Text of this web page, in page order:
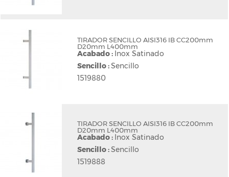
TIRADOR SENCILLO AISI316 IB CC200mm
D20mm L400mm
Acabado : Inox Satinado
Sencillo :Sencillo
1519880
TIRADOR SENCILLO AISI316 IB CC200mm
D20mm L400mm
Acabado : Inox Satinado
Sencillo :Sencillo
1519888